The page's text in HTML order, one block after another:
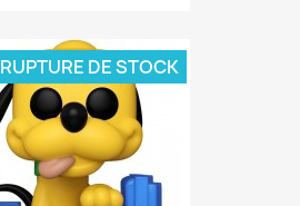
RUPTURE DE STOCK